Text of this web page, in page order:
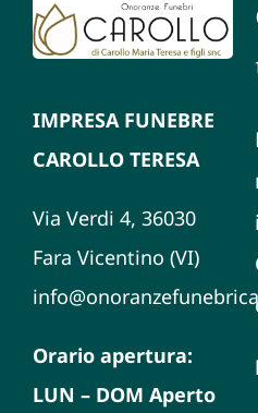
IMPRESA FUNEBRE
CAROLLO TERESA
Via Verdi 4, 36030
Fara Vicentino (VI)
Orario apertura:
LUN – DOM Aperto